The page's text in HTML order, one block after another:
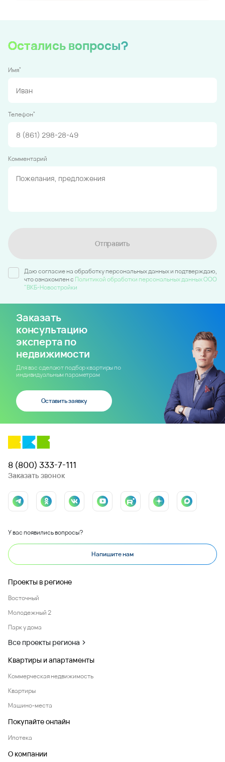
Остались вопросы?
Имя*
Телефон*
Комментарий
Отправить
Даю согласие на обработку персональных данных и подтверждаю,
что ознакомлен c Политикой обработки персональных данных ООО
"ВКБ-Новостройки
Заказать
консультацию
эксперта по
недвижимости
Для вас сделают подбор квартиры по
индивидуальным параметрам
Оставить заявку
8 (800) 333-7-111
Заказать звонок
У вас появились вопросы?
Напишите нам
Проекты в регионе
Восточный
Молодежный 2
Парк у дома
Все проекты региона
Квартиры и апартаменты
Коммерческая недвижимость
Квартиры
Машино-места
Покупайте онлайн
Ипотека
О компании